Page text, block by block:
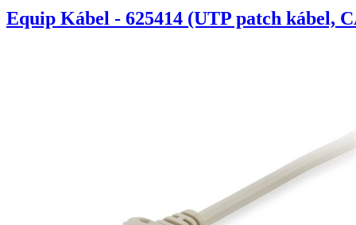
Equip Kábel - 625414 (UTP patch kábel,